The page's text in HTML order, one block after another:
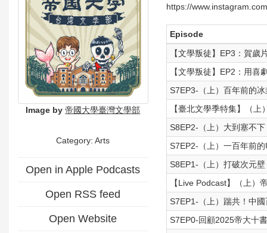
Image by 帝國大學臺灣文學部
Category:Arts
Open in Apple Podcasts
Open RSS feed
Open Website
https://
Episode
【文學叛徒】EP3：賀歲
【文學叛徒】EP2：用喜
S7EP3-（上）百年前的
【臺北文學季特集】（
S8EP2-（上）大到塞不
S7EP2-（上）一百年前
S8EP1-（上）打破次元
【Live Podcast】（上）
S7EP1-（上）踹共！中
S7EP0-回顧2025帝大十